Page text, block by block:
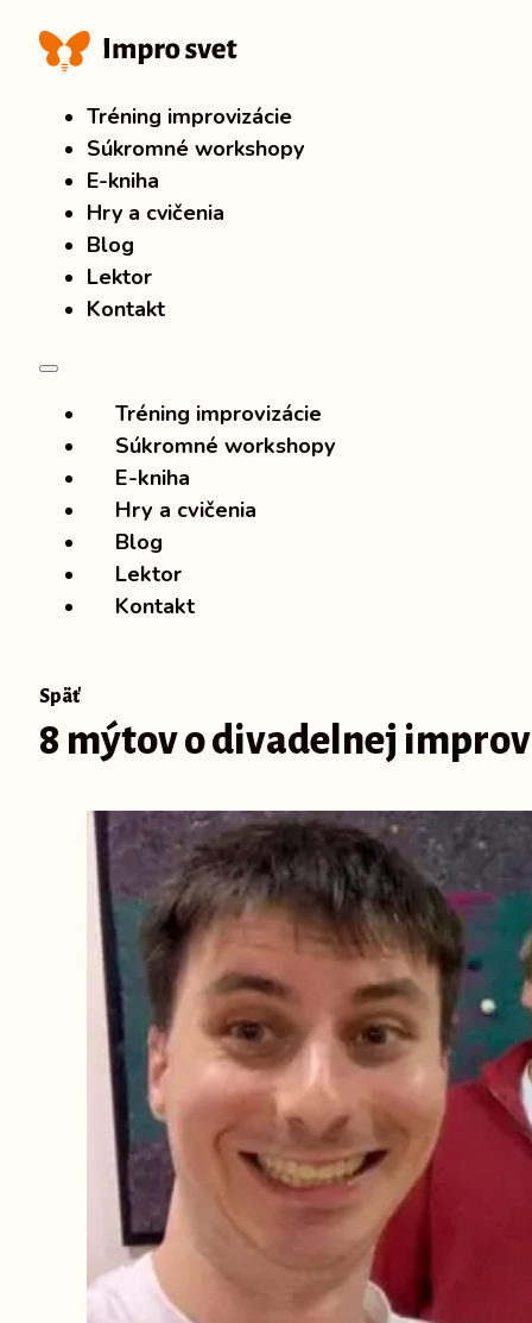
Tréning improvizácie
Súkromné workshopy
E-kniha
Hry a cvičenia
Blog
Lektor
Kontakt
Tréning improvizácie
Súkromné workshopy
E-kniha
Hry a cvičenia
Blog
Lektor
Kontakt
Späť
8 mýtov o divadelnej